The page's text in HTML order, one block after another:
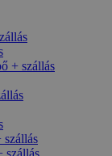
+ szállás
szállás